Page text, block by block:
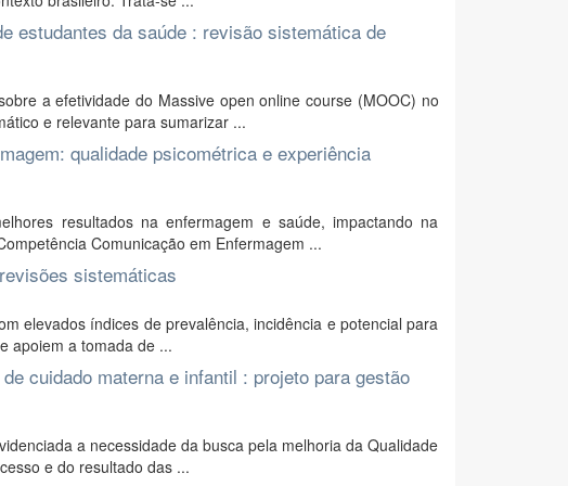
estudantes da saúde : revisão sistemática de
a efetividade do Massive open online course (MOOC) no
e relevante para sumarizar ...
qualidade psicométrica e experiência
resultados na enfermagem e saúde, impactando na
Comunicação em Enfermagem ...
sistemáticas
elevados índices de prevalência, incidência e potencial para
apoiem a tomada de ...
cuidado materna e infantil : projeto para gestão
a necessidade da busca pela melhoria da Qualidade
e do resultado das ...